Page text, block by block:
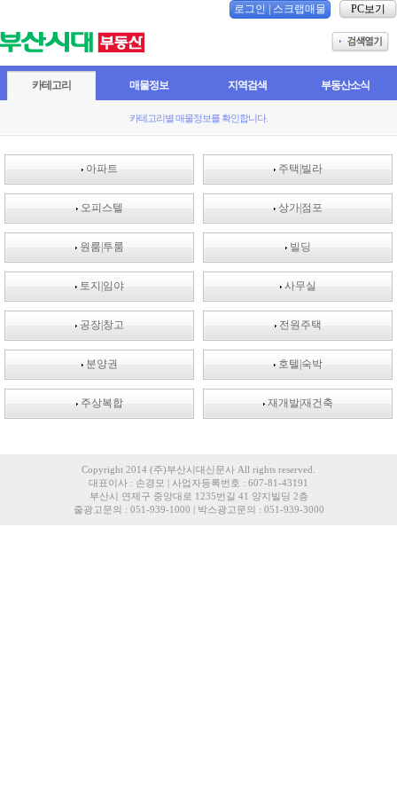
로그인 스크랩매물 PC보기
카테고리 매물정보 지역검색 부동산소식
카테고리별 매물정보를 확인합니다.
아파트 주택|빌라
오피스텔 상가|점포
원룸|투룸 빌딩
토지|임야 사무실
공장|창고 전원주택
분양권 호텔|숙박
주상복합 재개발|재건축
Copyright 2014 (주)부산시대신문사 All rights reserved.
대표이사 : 손경모 | 사업자등록번호 : 607-81-43191
부산시 연제구 중앙대로 1235번길 41 양지빌딩 2층
줄광고문의 : 051-939-1000 | 박스광고문의 : 051-939-3000